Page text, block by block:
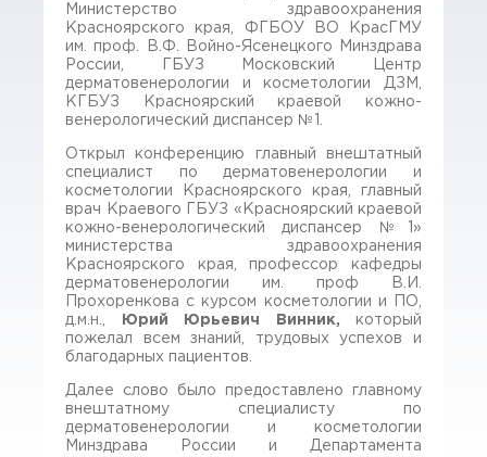
Министерство здравоохранения
Красноярского края, ФГБОУ ВО КрасГМУ
им. проф. В.Ф. Войно-Ясенецкого Минздрава
России, ГБУЗ Московский Центр
дерматовенерологии и косметологии ДЗМ,
КГБУЗ Красноярский краевой кожно-
венерологический диспансер №1.
Открыл конференцию главный внештатный
специалист по дерматовенерологии и
косметологии Красноярского края, главный
врач Краевого ГБУЗ «Красноярский краевой
кожно-венерологический диспансер №1»
министерства здравоохранения
Красноярского края, профессор кафедры
дерматовенерологии им. проф В.И.
Прохоренкова с курсом косметологии и ПО,
д.м.н.,
Юрий Юрьевич Винник, который
пожелал всем знаний, трудовых успехов и
благодарных пациентов.
Далее слово было предоставлено главному
внештатному специалисту по
дерматовенерологии и косметологии
Минздрава России и Департамента